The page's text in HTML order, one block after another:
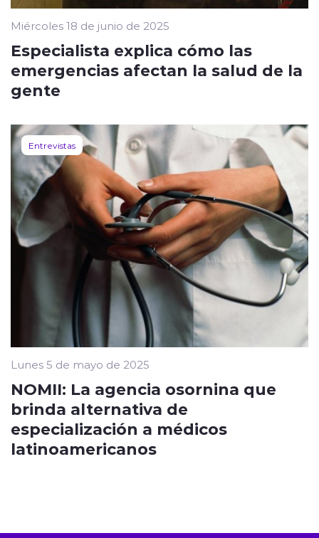
Miércoles 18 de junio de 2025
Especialista explica cómo las
emergencias afectan la salud de la
gente
Entrevistas
Lunes 5 de mayo de 2025
NOMII: La agencia osornina que
brinda alternativa de
especialización a médicos
latinoamericanos